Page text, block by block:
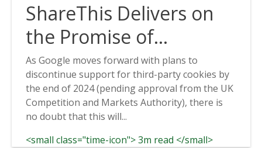
ShareThis Delivers on
the Promise of
Cookieless Data
Solutions
As Google moves forward with plans to
discontinue support for third-party cookies by
the end of 2024 (pending approval from the UK
Competition and Markets Authority), there is
no doubt that this will...
<small class="time-icon"> 3m read </small>